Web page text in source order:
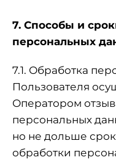
7. Способы и
персональных
7.1. Обработка
Пользователя
Оператором
персональных
но не дольше
обработки